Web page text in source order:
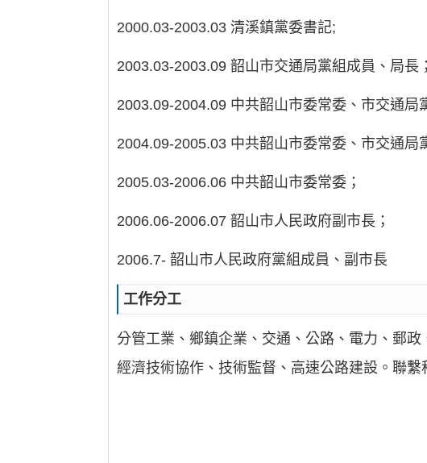
2000.03-2003.03 清溪鎮黨委書記;
2003.03-2003.09 韶山市交通局黨組成員、局長；
2003.09-2004.09 中共韶山市委常委、市交通局
2004.09-2005.03 中共韶山市委常委、市交通局
2005.03-2006.06 中共韶山市委常委；
2006.06-2006.07 韶山市人民政府副市長；
2006.7- 韶山市人民政府黨組成員、副市長
工作分工
分管工業、鄉鎮企業、交通、公路、電力、郵
經濟技術協作、技術監督、高速公路建設。聯繫